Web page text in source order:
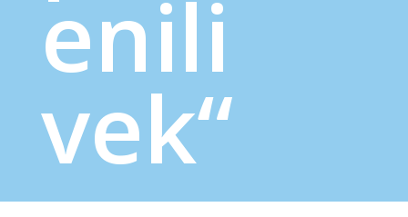
enili
vek“